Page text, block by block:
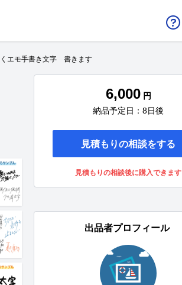
エモ手書き文字 書きます
6,000 円
納品予定日：8日後
見積もりの相談をする
見積もりの相談後に購入できます
出品者プロフィール